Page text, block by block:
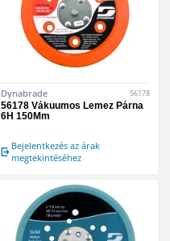
Dynabrade 56178
56178 Vákuumos Lemez Párna
6H 150Mm
Bejelentkezés az árak
megtekintéséhez